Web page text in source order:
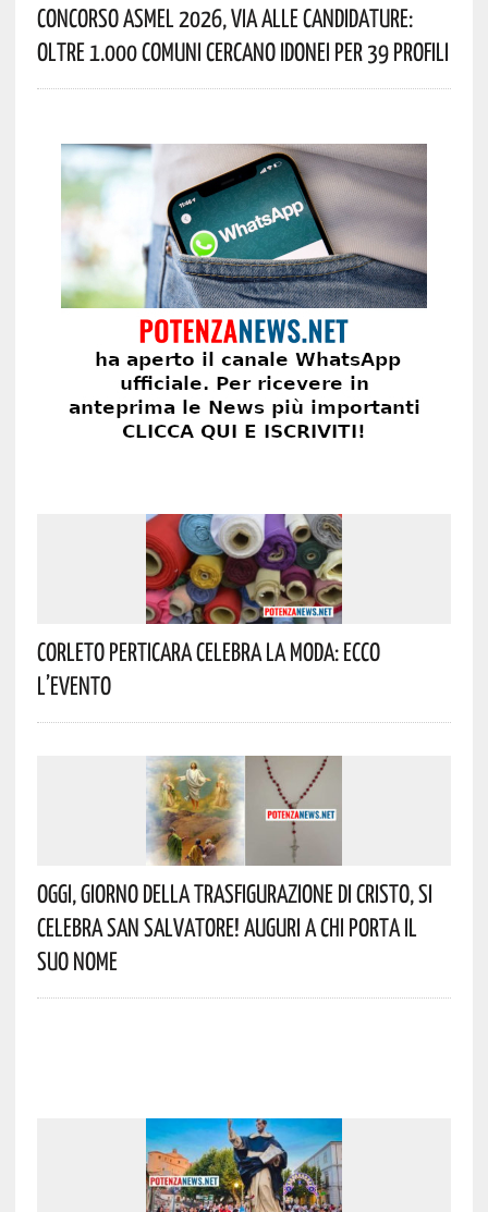
Concorso Asmel 2026, Via Alle Candidature:
Oltre 1.000 Comuni Cercano Idonei Per 39 Profili
Corleto Perticara Celebra La Moda: Ecco
L’evento
Oggi, Giorno Della Trasfigurazione Di Cristo, Si
Celebra San Salvatore! Auguri A Chi Porta Il
Suo Nome